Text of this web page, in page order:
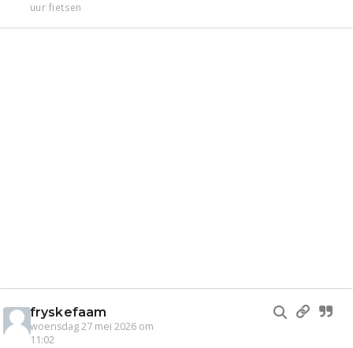
uur fietsen
fryskefaam
woensdag 27 mei 2026 om
11:02